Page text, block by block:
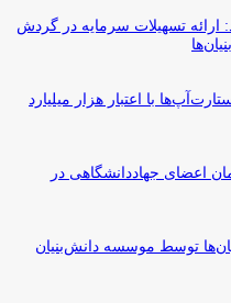
تسهیلات سرمایه در گردش
با اعتبار هزار میلیارد
اعضای جهاددانشگاهی در
توسط موسسه دانش‌بنیان